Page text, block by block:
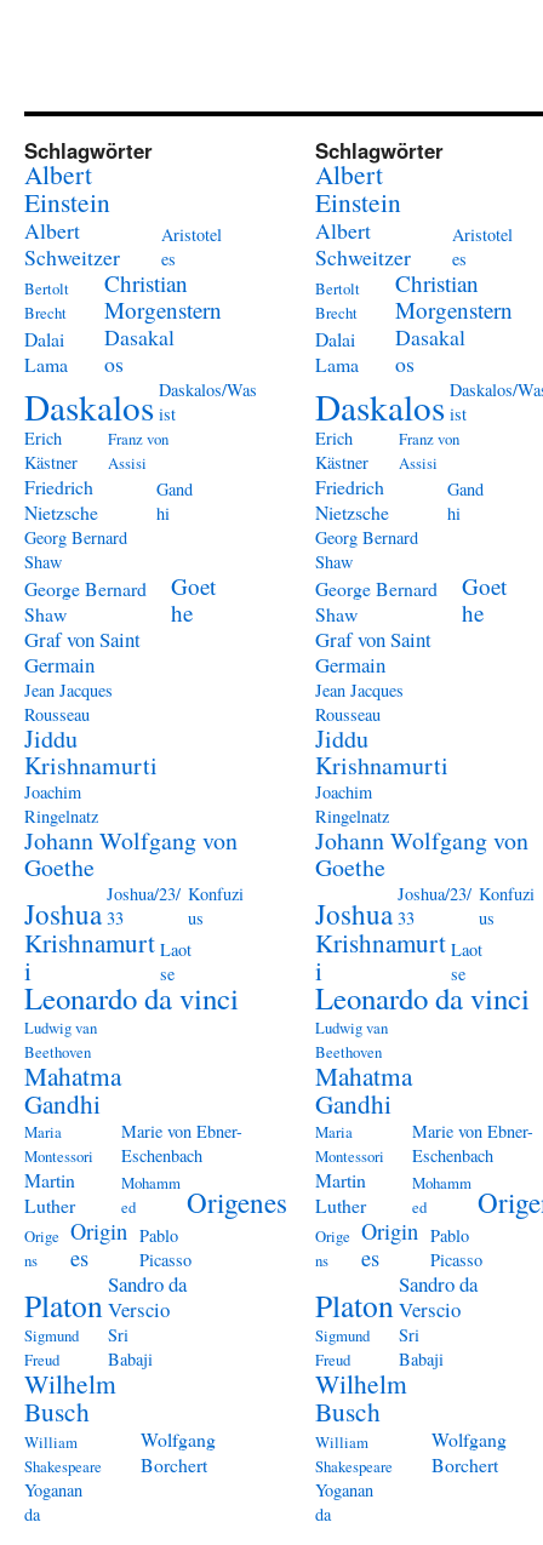
Schlagwörter
Albert
Einstein
Albert
Schweitzer
Aristotel
es
Bertolt
Brecht
Christian
Morgenstern
Dalai
Lama
Dasakal
os
Daskalos Daskalos/Was
ist
Erich
Kästner
Franz von
Assisi
Friedrich
Nietzsche
Gand
hi
Georg Bernard
Shaw
George Bernard
Shaw
Goet
he
Graf von Saint
Germain
Jean Jacques
Rousseau
Jiddu
Krishnamurti
Joachim
Ringelnatz
Johann Wolfgang von
Goethe
Joshua
Joshua/23/
33
Konfuzi
us
Krishnamurt
i
Laot
se
Leonardo da vinci
Ludwig van
Beethoven
Mahatma
Gandhi
Maria
Montessori
Marie von Ebner-
Eschenbach
Martin
Luther
Mohamm
ed
Origenes
Orige
ns
Origin
es
Pablo
Picasso
Platon
Sandro da
Verscio
Sigmund
Freud
Sri
Babaji
Wilhelm
Busch
William
Shakespeare
Wolfgang
Borchert
Yoganan
da
Schlagwörter
Albert
Einstein
Albert
Schweitzer
Aristotel
es
Bertolt
Brecht
Christian
Morgenstern
Dalai
Lama
Dasakal
os
Daskalos Daskalos/
ist
Erich
Kästner
Franz von
Assisi
Friedrich
Nietzsche
Gand
hi
Georg Bernard
Shaw
George Bernard
Shaw
Goet
he
Graf von Saint
Germain
Jean Jacques
Rousseau
Jiddu
Krishnamurti
Joachim
Ringelnatz
Johann Wolfgang von
Goethe
Joshua
Joshua/23/
33
Konfuzi
us
Krishnamurt
i
Laot
se
Leonardo da vinci
Ludwig van
Beethoven
Mahatma
Gandhi
Maria
Montessori
Marie von Ebner-
Eschenbach
Martin
Luther
Mohamm
ed
Orige
ns
Origin
es
Pablo
Picasso
Platon
Sandro da
Verscio
Sigmund
Freud
Sri
Babaji
Wilhelm
Busch
William
Shakespeare
Wolfgang
Borchert
Yoganan
da